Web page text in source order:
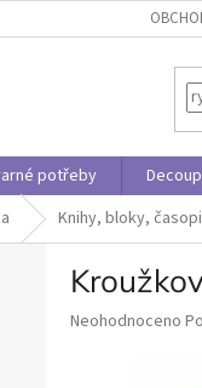
potřeby
Knihy, bloky,
Průměrné
Neohodnoceno